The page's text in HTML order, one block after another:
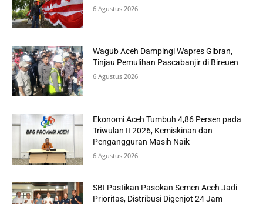
6 Agustus 2026
Wagub Aceh Dampingi Wapres Gibran,
Tinjau Pemulihan Pascabanjir di Bireuen
6 Agustus 2026
Ekonomi Aceh Tumbuh 4,86 Persen pada
Triwulan II 2026, Kemiskinan dan
Pengangguran Masih Naik
6 Agustus 2026
SBI Pastikan Pasokan Semen Aceh Jadi
Prioritas, Distribusi Digenjot 24 Jam